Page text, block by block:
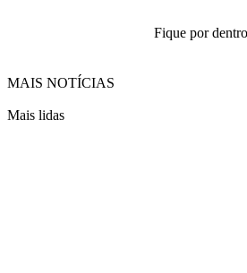
Fique por dentro
MAIS NOTÍCIAS
Mais lidas